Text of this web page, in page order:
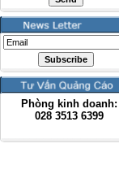
Phòng kinh doanh:
028 3513 6399